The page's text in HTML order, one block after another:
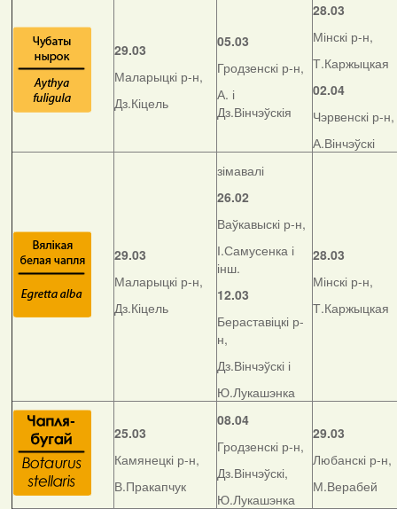
29.03
Маларыцкі р-н,
Дз.Кіцель
05.03
Гродзенскі р-н,
А. і
Дз.Вінчэўскія
28.03
Мінскі р-н,
Т.Каржыцкая
02.04
Чэрвенскі р-н,
А.Вінчэўскі
29.03
Маларыцкі р-н,
Дз.Кіцель
зімавалі
26.02
Ваўкавыскі р-н,
І.Самусенка і
інш.
12.03
Бераставіцкі р-
н,
Дз.Вінчэўскі і
Ю.Лукашэнка
28.03
Мінскі р-н,
Т.Каржыцкая
25.03
Камянецкі р-н,
В.Пракапчук
08.04
Гродзенскі р-н,
Дз.Вінчэўскі,
Ю.Лукашэнка
29.03
Любанскі р-н,
М.Верабей